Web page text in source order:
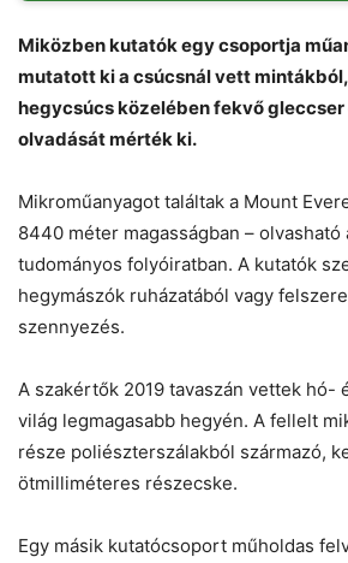
Miközben kutatók egy csoportja
mutatott ki a csúcsnál vett
hegycsúcs közelében fekvő
olvadását mérték ki.
Mikroműanyagot találtak a Mount
8440 méter magasságban – olvasható
tudományos folyóiratban. A kutatók
hegymászók ruházatából vagy
szennyezés.
A szakértők 2019 tavaszán vettek hó-
világ legmagasabb hegyén. A fellelt
része poliészterszálakból származó,
ötmilliméteres részecske.
Egy másik kutatócsoport műholdas
Chat
Helló! Miben segíthetek ma?